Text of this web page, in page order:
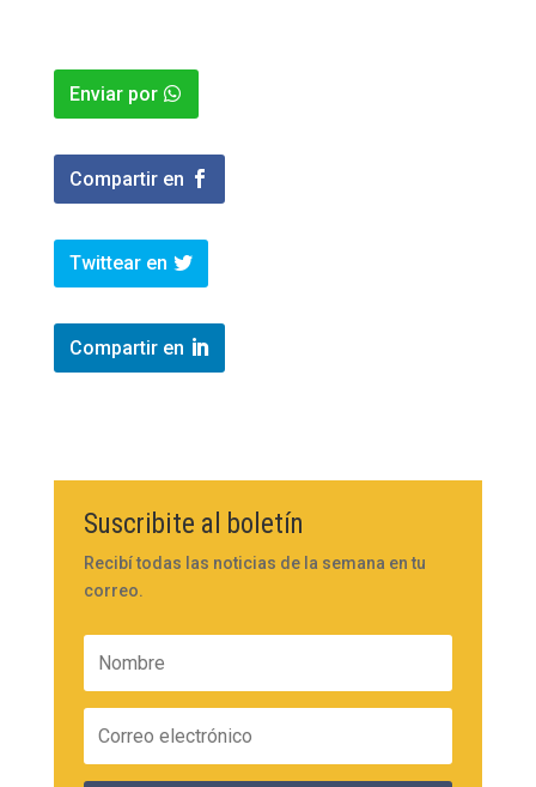
Enviar por
Compartir en
Twittear en
Compartir en
Suscribite al boletín
Recibí todas las noticias de la semana en tu
correo.